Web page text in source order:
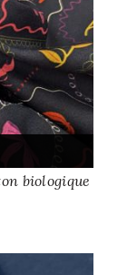
biologique